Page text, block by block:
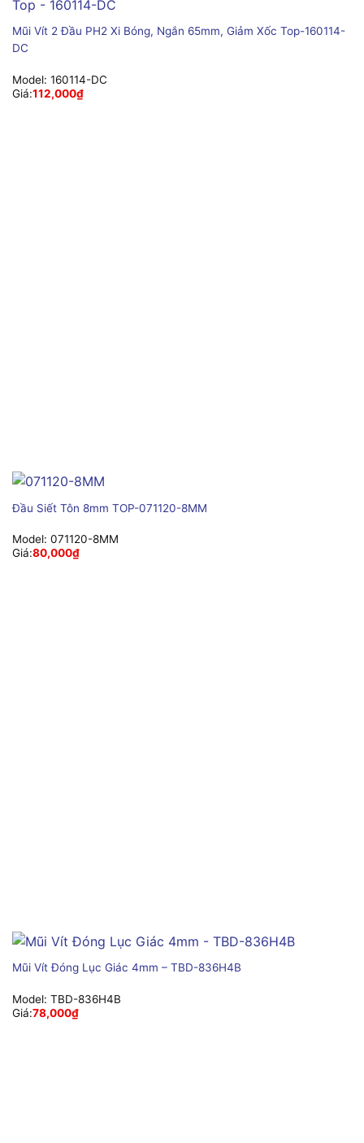
Mũi Vít 2 Đầu PH2 Xi Bóng, Ngắn 65mm, Giảm Xốc Top-160114-
DC
Model: 160114-DC
Giá:112,000₫
Đầu Siết Tôn 8mm TOP-071120-8MM
Model: 071120-8MM
Giá:80,000₫
Mũi Vít Đóng Lục Giác 4mm – TBD-836H4B
Model: TBD-836H4B
Giá:78,000₫